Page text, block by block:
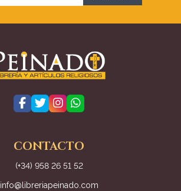
CONTACTO
(+34) 958 26 51 52
info@libreriapeinado.com